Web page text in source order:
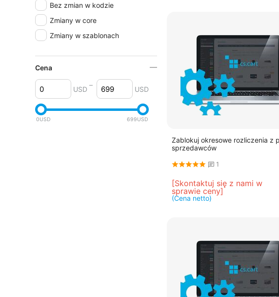
Zablokuj okresowe rozliczenia z
sprzedawców
1
[Skontaktuj się z nami w
sprawie ceny]
(Cena netto)
4.7.x
4.6.x
4.5.x
4.3.x
4.2.x
4.1.x
4.0.x
Bez zmian w kodzie
Zmiany w core
Zmiany w szablonach
Cena
USD – USD
0USD 699USD